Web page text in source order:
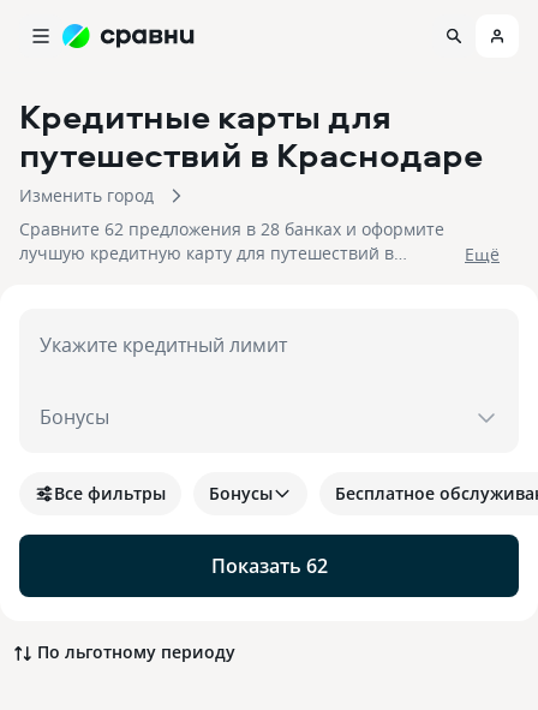
Кредитные карты для
путешествий в Краснодаре
Изменить город
Сравните 62 предложения в 28 банках и оформите
лучшую кредитную карту для путешествий в
Eщё
Укажите кредитный лимит
Бонусы
Показать 62
Все фильтры Бонусы Бесплатное
По льготному периоду